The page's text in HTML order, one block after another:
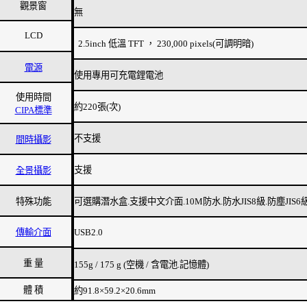
觀景窗
LCD
電源
使用時間
CIPA標準
間時攝影
全景攝影
特殊功能
傳輸介面
重 量
體 積
無
2.5inch 低溫 TFT ， 230,000 pixels(可調明暗)
使用專用可充電鋰電池
約220張(次)
不支援
支援
可選購潛水盒.支援中文介面.10M防水.防水JIS8級.防塵JIS6
USB2.0
155g / 175 g (空機 / 含電池.記憶體)
約91.8×59.2×20.6mm